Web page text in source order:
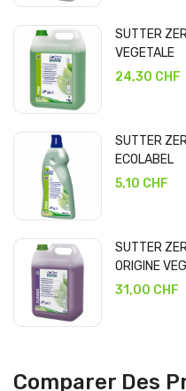
SUTTER
VEGETALE
24,30 CHF
SUTTER
ECOLABEL
5,10 CHF
SUTTER
ORIGINE
31,00 CHF
Comparer Des